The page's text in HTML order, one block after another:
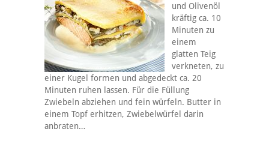
und Olivenöl
kräftig ca. 10
Minuten zu
einem
glatten Teig
verkneten, zu
einer Kugel formen und abgedeckt ca. 20
Minuten ruhen lassen. Für die Füllung
Zwiebeln abziehen und fein würfeln. Butter in
einem Topf erhitzen, Zwiebelwürfel darin
anbraten…